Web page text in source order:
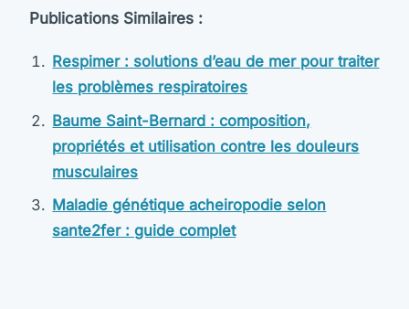
Publications Similaires :
Respimer : solutions d’eau de mer pour traiter
les problèmes respiratoires
Baume Saint-Bernard : composition,
propriétés et utilisation contre les douleurs
musculaires
Maladie génétique acheiropodie selon
sante2fer : guide complet